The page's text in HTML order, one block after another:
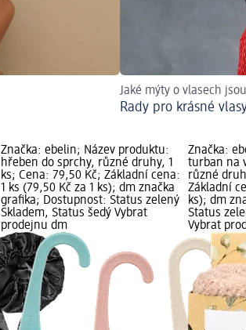
Jaké mýty o vlasech
Rady pro krásné
Značka: ebelin; Název produktu:
hřeben do sprchy, různé druhy, 1
ks; Cena: 79,50 Kč; Základní cena:
1 ks (79,50 Kč za 1 ks); dm značka
grafika; Dostupnost: Status zelený
Skladem, Status šedý Vybrat
prodejnu dm
Značka:
turban na
různé
Základní
ks); dm
Status
Vybrat